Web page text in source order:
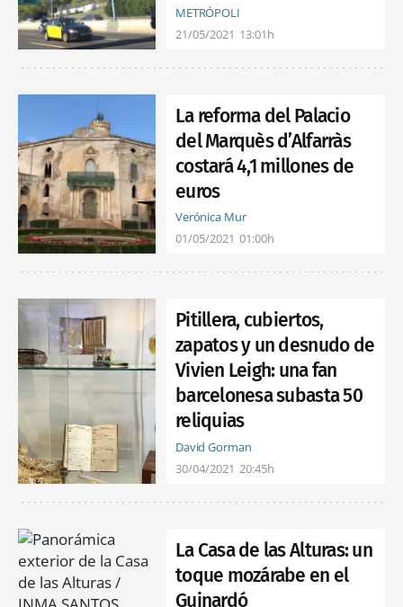
METRÓPOLI
21/05/2021 13:01h
La reforma del Palacio
del Marquès d’Alfarràs
costará 4,1 millones de
euros
Verónica Mur
01/05/2021 01:00h
Pitillera, cubiertos,
zapatos y un desnudo de
Vivien Leigh: una fan
barcelonesa subasta 50
reliquias
David Gorman
30/04/2021 20:45h
La Casa de las Alturas: un
toque mozárabe en el
Guinardó